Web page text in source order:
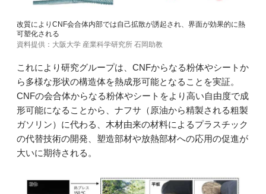
改質によりCNF会合体内部では自己拡散が誘起され、界面が効果的に熱
可塑化される
資料提供：大阪大学 産業科学研究所 石岡助教
これにより研究グループは、CNFからなる粉体やシートか
ら多様な形状の構造体を熱成形可能となることを実証。
CNFの会合体からなる粉体やシートをより高い自由度で成
形可能になることから、ナフサ（原油から精製される粗製
ガソリン）に代わる、木材由来の材料によるプラスチック
の代替技術の開発、塑造部材や放熱部材への応用の促進が
大いに期待される。